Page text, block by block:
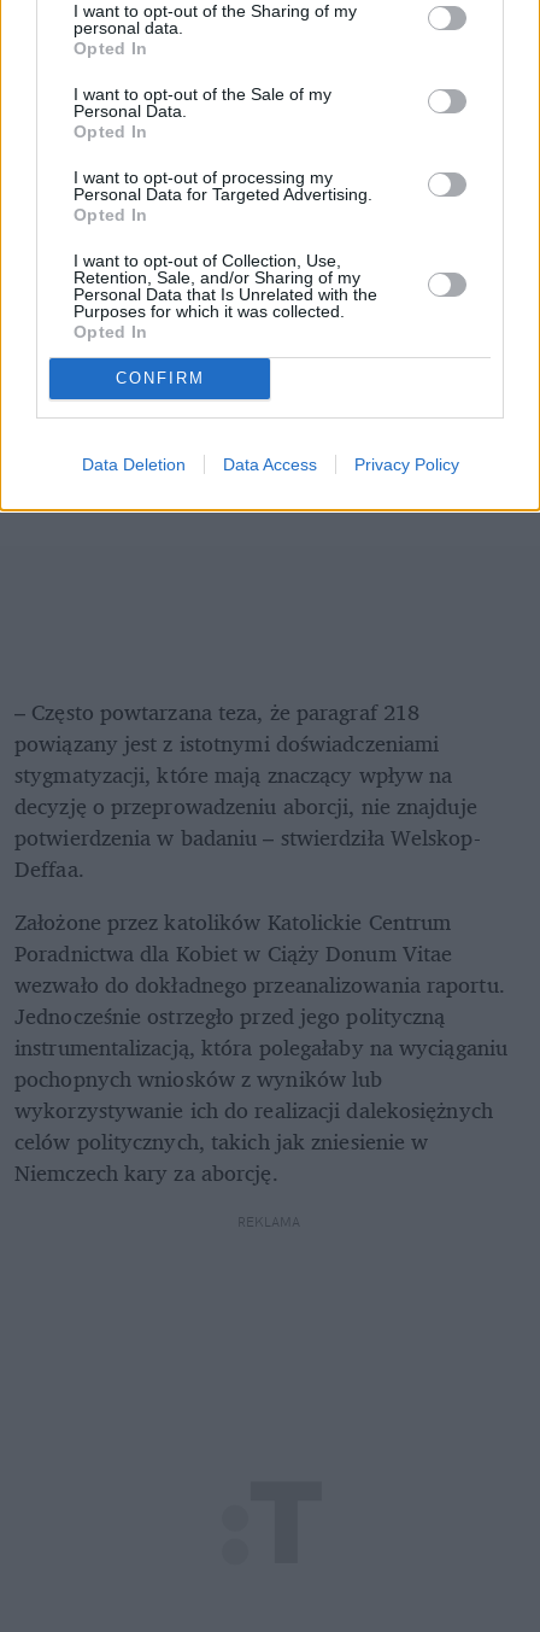
I want to opt-out of the Sharing of my
personal data.
Opted In
I want to opt-out of the Sale of my
Personal Data.
Opted In
I want to opt-out of processing my
Personal Data for Targeted Advertising.
Opted In
I want to opt-out of Collection, Use,
Retention, Sale, and/or Sharing of my
Personal Data that Is Unrelated with the
Purposes for which it was collected.
Opted In
CONFIRM
Data Deletion Data Access Privacy Policy
– Często powtarzana teza, że paragraf 218
powiązany jest z istotnymi doświadczeniami
stygmatyzacji, które mają znaczący wpływ na
decyzję o przeprowadzeniu aborcji, nie znajduje
potwierdzenia w badaniu – stwierdziła Welskop-
Deffaa.
Założone przez katolików Katolickie Centrum
Poradnictwa dla Kobiet w Ciąży Donum Vitae
wezwało do dokładnego przeanalizowania raportu.
Jednocześnie ostrzegło przed jego polityczną
instrumentalizacją, która polegałaby na wyciąganiu
pochopnych wniosków z wyników lub
wykorzystywanie ich do realizacji dalekosiężnych
celów politycznych, takich jak zniesienie w
Niemczech kary za aborcję.
REKLAMA